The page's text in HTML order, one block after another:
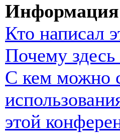
Информация
Кто написал
Почему
С кем можно
этой